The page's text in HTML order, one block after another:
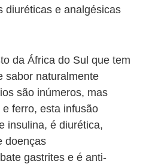
diuréticas e analgésicas
da África do Sul que tem
sabor naturalmente
são inúmeros, mas
ferro, esta infusão
insulina, é diurética,
doenças
gastrites e é anti-